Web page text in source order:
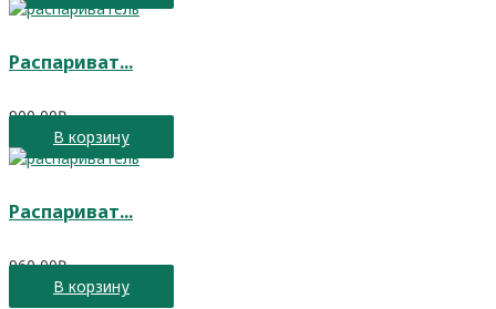
Распариват...
900,00₽
В корзину
Распариват...
960,00₽
В корзину